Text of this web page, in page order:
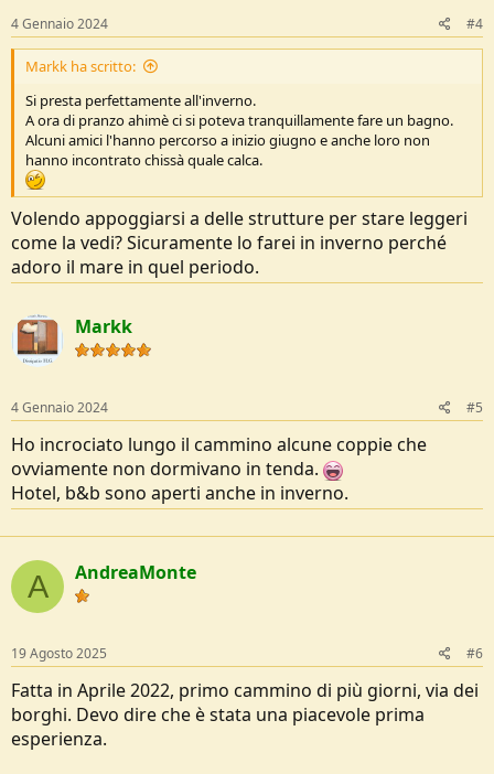
4 Gennaio 2024 #4
Markk ha scritto:
Si presta perfettamente all'inverno.
A ora di pranzo ahimè ci si poteva tranquillamente fare un bagno.
Alcuni amici l'hanno percorso a inizio giugno e anche loro non
hanno incontrato chissà quale calca.
Volendo appoggiarsi a delle strutture per stare leggeri
come la vedi? Sicuramente lo farei in inverno perché
adoro il mare in quel periodo.
Markk
4 Gennaio 2024 #5
Ho incrociato lungo il cammino alcune coppie che
ovviamente non dormivano in tenda.
Hotel, b&b sono aperti anche in inverno.
A AndreaMonte
19 Agosto 2025 #6
Fatta in Aprile 2022, primo cammino di più giorni, via dei
borghi. Devo dire che è stata una piacevole prima
esperienza.